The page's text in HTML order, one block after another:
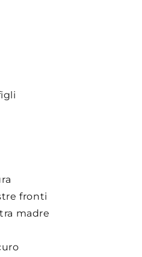
fronti
madre